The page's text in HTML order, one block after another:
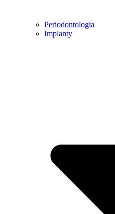
Periodontologia
Implanty